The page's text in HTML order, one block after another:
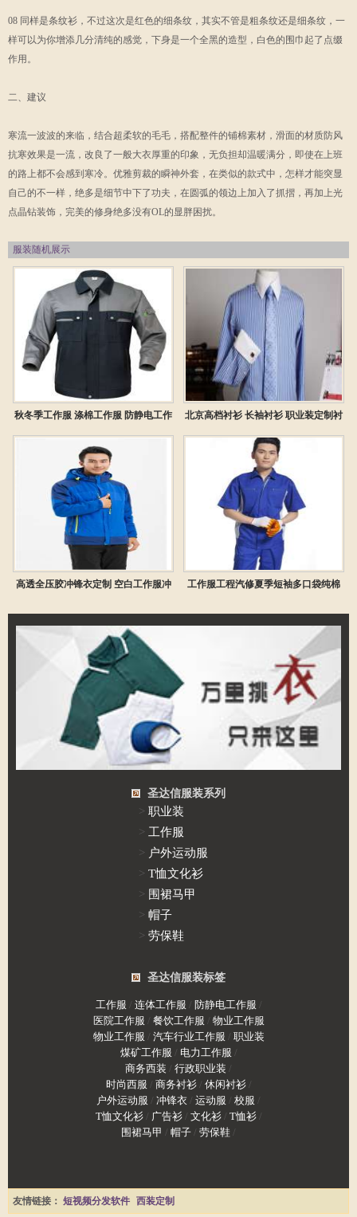
08 同样是条纹衫，不过这次是红色的细条纹，其实不管是粗条纹还是细条纹，一
样可以为你增添几分清纯的感觉，下身是一个全黑的造型，白色的围巾起了点缀
作用。
二、建议
寒流一波波的来临，结合超柔软的毛毛，搭配整件的铺棉素材，滑面的材质防风
抗寒效果是一流，改良了一般大衣厚重的印象，无负担却温暖满分，即使在上班
的路上都不会感到寒冷。优雅剪裁的瞬神外套，在类似的款式中，怎样才能突显
自己的不一样，绝多是细节中下了功夫，在圆弧的领边上加入了抓摺，再加上光
点晶钻装饰，完美的修身绝多没有OL的显胖困扰。
服装随机展示
秋冬季工作服 涤棉工作服 防静电工作
服
北京高档衬衫 长袖衬衫 职业装定制衬
衫
高透全压胶冲锋衣定制 空白工作服冲 工作服工程汽修夏季短袖多口袋纯棉
圣达信服装系列
> 职业装
> 工作服
> 户外运动服
> T恤文化衫
> 围裙马甲
> 帽子
> 劳保鞋
圣达信服装标签
工作服 / 连体工作服 / 防静电工作服 /
医院工作服 / 餐饮工作服 / 物业工作服
物业工作服 / 汽车行业工作服 / 职业装
煤矿工作服 / 电力工作服 /
商务西装 / 行政职业装 /
时尚西服 / 商务衬衫/ 休闲衬衫/
户外运动服 / 冲锋衣 / 运动服 / 校服 /
T恤文化衫/ 广告衫/ 文化衫/ T恤衫/
围裙马甲 / 帽子 / 劳保鞋 /
友情链接： 短视频分发软件 西装定制